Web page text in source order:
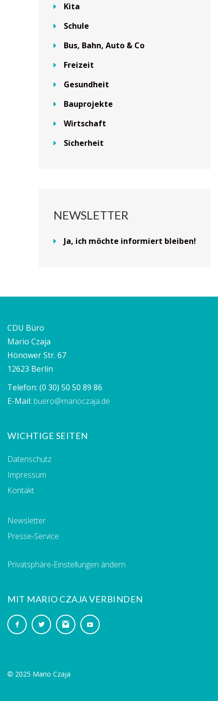
Kita
Schule
Bus, Bahn, Auto & Co
Freizeit
Gesundheit
Bauprojekte
Wirtschaft
Sicherheit
NEWSLETTER
Ja, ich möchte informiert bleiben!
CDU Büro
Mario Czaja
Hönower Str. 67
12623 Berlin
Telefon: (0 30) 50 50 89 86
E-Mail: buero@marioczaja.de
WICHTIGE SEITEN
Datenschutz
Impressum
Kontakt
Newsletter
Presse-Service
Privatsphäre-Einstellungen ändern
MIT MARIO CZAJA VERBINDEN
© 2025 Mario Czaja